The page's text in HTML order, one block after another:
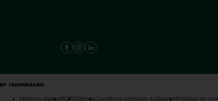
Mentions légalesRGPDSitemapConditions générales d’utilisationPolitique de